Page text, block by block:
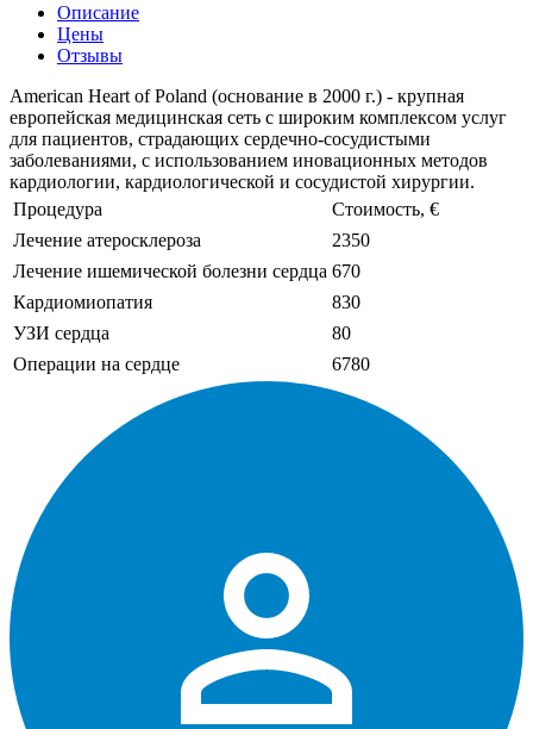
Описание
Цены
Отзывы
American Heart of Poland (основание в 2000 г.) - крупная
европейская медицинская сеть с широким комплексом услуг
для пациентов, страдающих сердечно-сосудистыми
заболеваниями, с использованием иновационных методов
кардиологии, кардиологической и сосудистой хирургии.
Процедура
Стоимость, €
Лечение атеросклероза
2350
Лечение ишемической болезни сердца 670
Кардиомиопатия
830
УЗИ сердца
80
Операции на сердце
6780